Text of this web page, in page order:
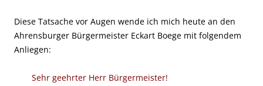
Diese Tatsache vor Augen wende ich mich heute an den
Ahrensburger Bürgermeister Eckart Boege mit folgendem
Anliegen:
Sehr geehrter Herr Bürgermeister!